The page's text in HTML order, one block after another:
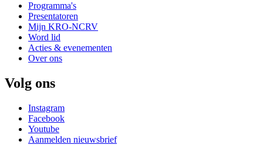
Programma's
Presentatoren
Mijn KRO-NCRV
Word lid
Acties & evenementen
Over ons
Volg ons
Instagram
Facebook
Youtube
Aanmelden nieuwsbrief